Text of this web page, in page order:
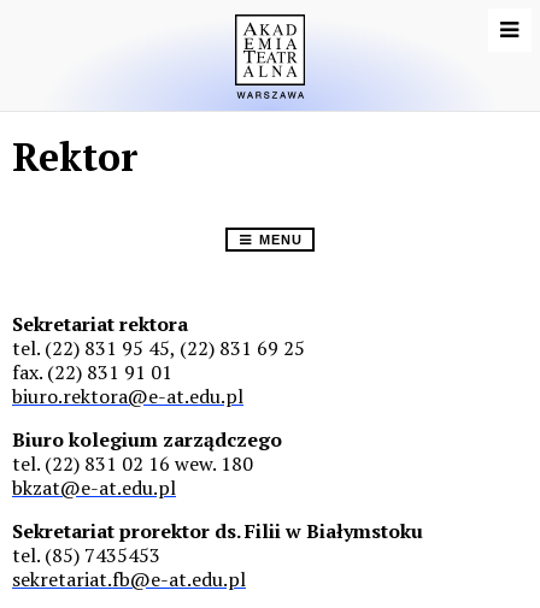
Rektor
MENU
Sekretariat rektora
tel. (22) 831 95 45, (22) 831 69 25
fax. (22) 831 91 01
biuro.rektora@e-at.edu.pl
Biuro kolegium zarządczego
tel. (22) 831 02 16 wew. 180
bkzat@e-at.edu.pl
Sekretariat prorektor ds. Filii w Białymstoku
tel. (85) 7435453
sekretariat.fb@e-at.edu.pl